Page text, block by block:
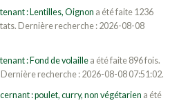
: Lentilles, Oignon a été faite 1236
Dernière recherche : 2026-08-08
: Fond de volaillea été faite 896 fois.
recherche : 2026-08-08 07:51:02.
: poulet, curry, non végétarien a été